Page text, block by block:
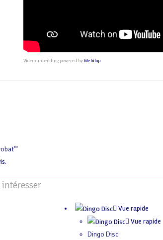
Video embedding powered byWebilop
Vue rapide
Vue rapide
Dingo Disc